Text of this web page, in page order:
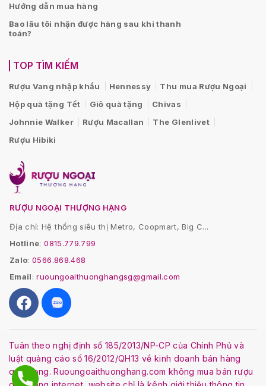
Hướng dẫn mua hàng
Bao lâu tôi nhận được hàng sau khi thanh
toán?
TOP TÌM KIẾM
Rượu Vang nhập khẩu Hennessy
Thu mua Rượu Ngoại
Hộp quà tặng Tết
Giỏ quà tặng
Chivas
Johnnie Walker
Rượu Macallan
The Glenlivet
Rượu Hibiki
RƯỢU NGOẠI THƯỢNG HẠNG
Địa chỉ: Hệ thống siêu thị Metro, Coopmart, Big C...
Hotline:0815.779.799
Zalo:0566.868.468
Email:ruoungoaithuonghangsg@gmail.com
Tuân theo nghị định số 185/2013/NP-CP của Chính Phủ và
luật quảng cáo số 16/2012/QH13 về kinh doanh bán hàng
qua mạng. Ruoungoaithuonghang.com không mua bán rượu